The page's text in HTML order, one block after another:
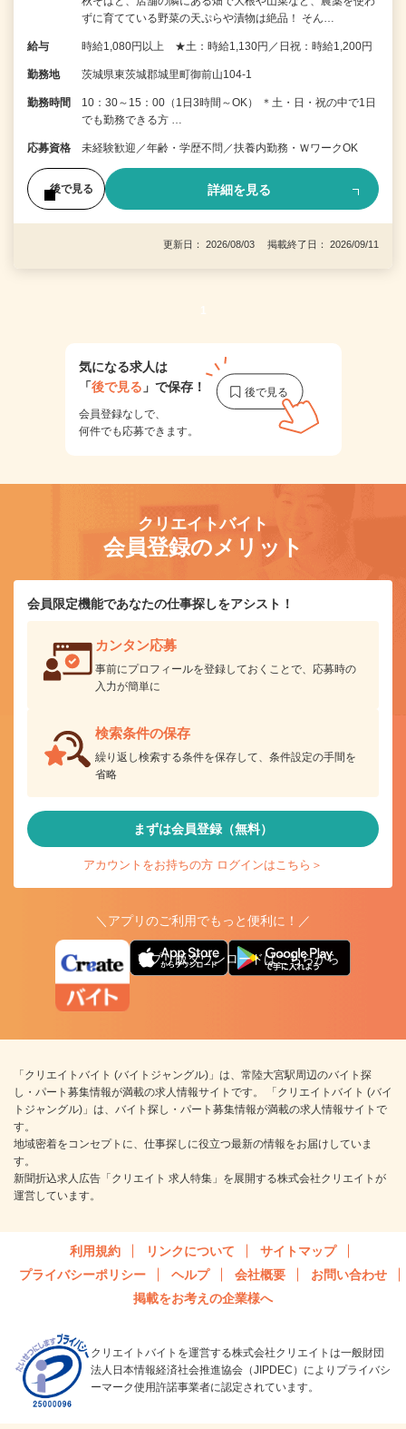
ずに育てている野菜の天ぷらや漬物は絶品！ そん…
給与 時給1,080円以上 ★土：時給1,130円／日祝：時給1,200円
勤務地 茨城県東茨城郡城里町御前山104-1
勤務時間
10：30～15：00（1日3時間～OK） ＊土・日・祝の中で1日
でも勤務できる方 …
応募資格 未経験歓迎／年齢・学歴不問／扶養内勤務・ＷワークOK
後で見る 詳細を見る
更新日： 2026/08/03 掲載終了日： 2026/09/11
1
気になる求人は
「後で見る 」で保存！
会員登録なしで、
何件でも応募できます。
クリエイトバイト
会員登録のメリット
会員限定機能であなたの仕事探しをアシスト！
カンタン応募
事前にプロフィールを登録しておくことで、応募時の
入力が簡単に
検索条件の保存
繰り返し検索する条件を保存して、条件設定の手間を
省略
まずは会員登録（無料）
アカウントをお持ちの方 ログインはこちら＞
＼アプリのご利用でもっと便利に！／
アプリ版ダウンロードはこちらから
「クリエイトバイト (バイトジャングル)」は、常陸大宮駅周辺のバイト探
し・パート募集情報が満載の求人情報サイトです。 「クリエイトバイト (バイ
トジャングル)」は、バイト探し・パート募集情報が満載の求人情報サイトで
す。
地域密着をコンセプトに、仕事探しに役立つ最新の情報をお届けしていま
す。
新聞折込求人広告「クリエイト 求人特集」を展開する株式会社クリエイトが
運営しています。
利用規約 リンクについて
サイトマップ
プライバシーポリシー
ヘルプ 会社概要
お問い合わせ
掲載をお考えの企業様へ
クリエイトバイトを運営する株式会社クリエイトは一般財団
法人日本情報経済社会推進協会（JIPDEC）によりプライバシ
ーマーク使用許諾事業者に認定されています。